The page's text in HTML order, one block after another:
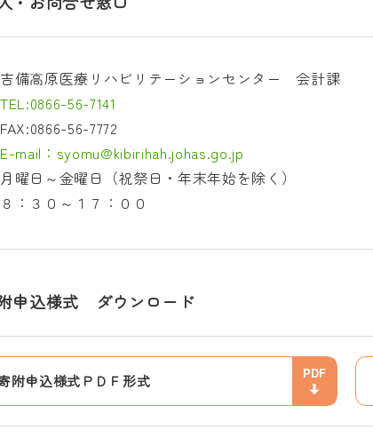
吉備高原医療リハビリテーションセンター 会計課
TEL:0866-56-7141
FAX:0866-56-7772
E-mail：syomu@kibirihah.johas.go.jp
月曜日～金曜日（祝祭日・年末年始を除く）
８：３０～１７：００
申込様式 ダウンロード
附申込様式ＰＤＦ形式